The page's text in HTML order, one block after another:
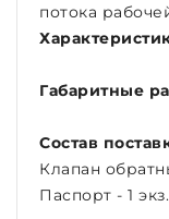
потока
Габаритные
Состав
Клапан
Паспорт - 1